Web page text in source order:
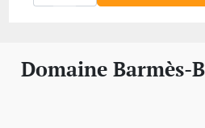
Domaine Barmès-